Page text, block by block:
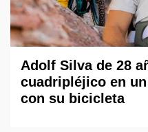
Adolf Silva de 28
cuadripléjico en
con su bicicleta